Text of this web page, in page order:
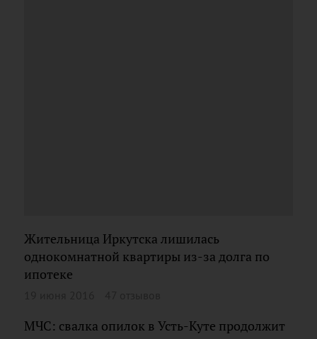
Жительница Иркутска лишилась
однокомнатной квартиры из-за долга по
ипотеке
МЧС: свалка опилок в Усть-Куте продолжит